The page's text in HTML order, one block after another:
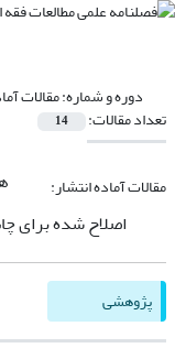
دوره و شماره:مقالات
تعداد مقالات: 14
مقالات آماده انتشار:
اصلاح شده برای
پژوهشی